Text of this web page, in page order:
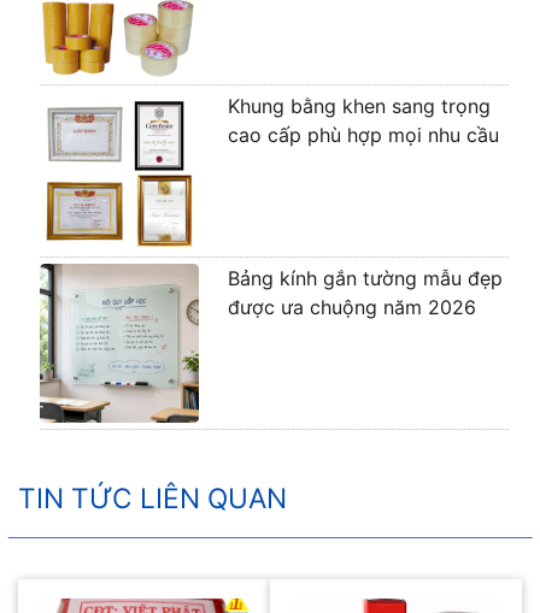
Khung bằng khen sang trọng
cao cấp phù hợp mọi nhu cầu
Bảng kính gắn tường mẫu đẹp
được ưa chuộng năm 2026
TIN TỨC LIÊN QUAN